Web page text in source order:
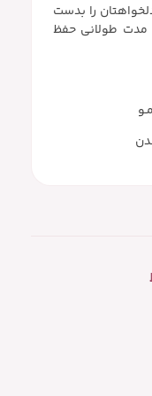
را بدست
مدت طولانی حفظ